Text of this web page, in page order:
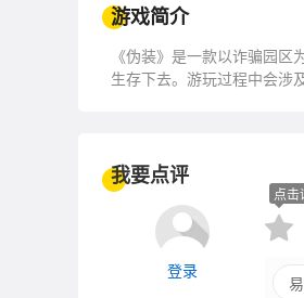
游戏简介
《伪装》是一款以诈骗园
生存下去。游玩过程中会涉
我要点评
登录
点击